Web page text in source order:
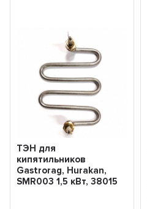
ТЭН для
кипятильников
Gastrorag, Hurakan,
SMR003 1,5 кВт, 38015